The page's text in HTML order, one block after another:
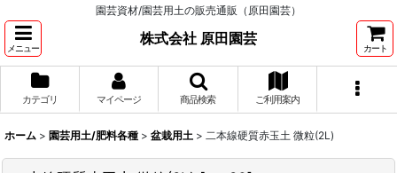
園芸資材/園芸用土の販売通販（原田園芸）
メニュー
株式会社 原田園芸
カート
カテゴリ マイページ 商品検索 ご利用案内
ホーム > 園芸用土/肥料各種 > 盆栽用土 > 二本線硬質赤玉土 微粒(2L)